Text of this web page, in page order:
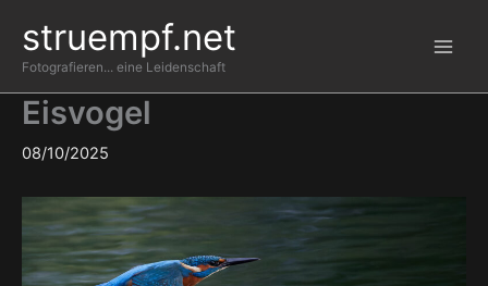
Inhalt
springen
struempf.net
Fotografieren... eine Leidenschaft
Eisvogel
08/10/2025